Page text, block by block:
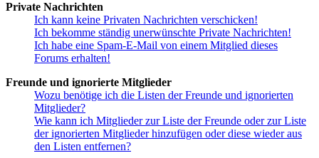
Private Nachrichten
Ich kann keine Privaten Nachrichten verschicken!
Ich bekomme ständig unerwünschte Private Nachrichten!
Ich habe eine Spam-E-Mail von einem Mitglied dieses
Forums erhalten!
Freunde und ignorierte Mitglieder
Wozu benötige ich die Listen der Freunde und ignorierten
Mitglieder?
Wie kann ich Mitglieder zur Liste der Freunde oder zur Liste
der ignorierten Mitglieder hinzufügen oder diese wieder aus
den Listen entfernen?